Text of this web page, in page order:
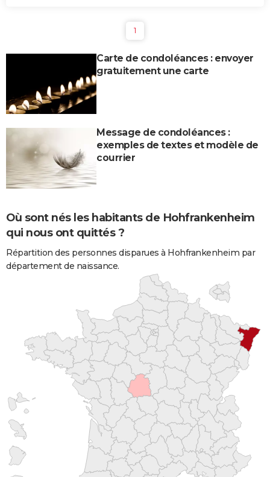
1
Carte de condoléances : envoyer
gratuitement une carte
Message de condoléances :
exemples de textes et modèle de
courrier
Où sont nés les habitants de Hohfrankenheim
qui nous ont quittés ?
Répartition des personnes disparues à Hohfrankenheim par
département de naissance.